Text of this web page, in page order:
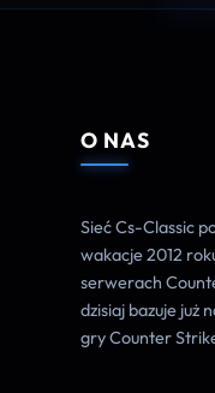
O NAS
Sieć Cs-Classic
wakacje 2012
serwerach
dzisiaj bazuje już
gry Counter